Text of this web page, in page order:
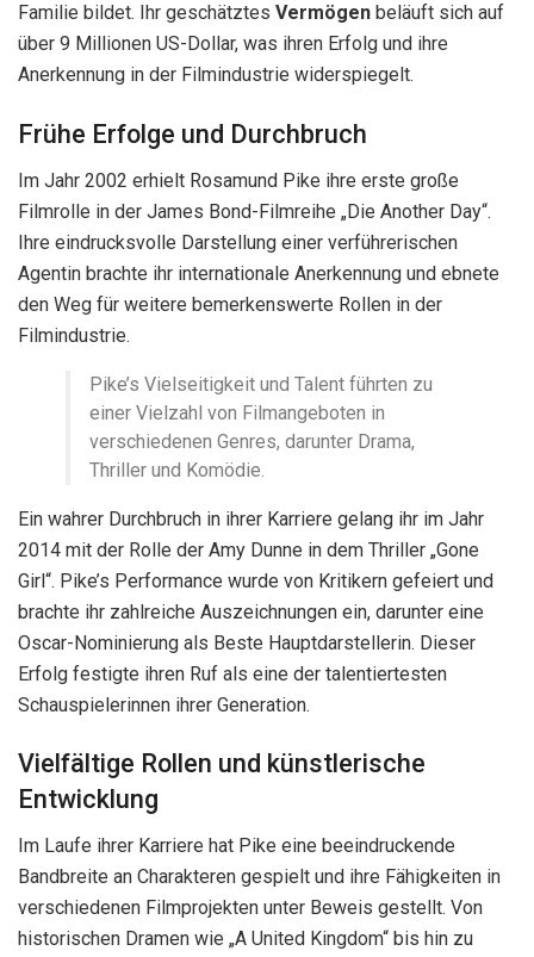
Familie bildet. Ihr geschätztes Vermögen beläuft sich auf
über 9 Millionen US-Dollar, was ihren Erfolg und ihre
Anerkennung in der Filmindustrie widerspiegelt.
Frühe Erfolge und Durchbruch
Im Jahr 2002 erhielt Rosamund Pike ihre erste große
Filmrolle in der James Bond-Filmreihe „Die Another Day“.
Ihre eindrucksvolle Darstellung einer verführerischen
Agentin brachte ihr internationale Anerkennung und ebnete
den Weg für weitere bemerkenswerte Rollen in der
Filmindustrie.
Pike’s Vielseitigkeit und Talent führten zu
einer Vielzahl von Filmangeboten in
verschiedenen Genres, darunter Drama,
Thriller und Komödie.
Ein wahrer Durchbruch in ihrer Karriere gelang ihr im Jahr
2014 mit der Rolle der Amy Dunne in dem Thriller „Gone
Girl“. Pike’s Performance wurde von Kritikern gefeiert und
brachte ihr zahlreiche Auszeichnungen ein, darunter eine
Oscar-Nominierung als Beste Hauptdarstellerin. Dieser
Erfolg festigte ihren Ruf als eine der talentiertesten
Schauspielerinnen ihrer Generation.
Vielfältige Rollen und künstlerische
Entwicklung
Im Laufe ihrer Karriere hat Pike eine beeindruckende
Bandbreite an Charakteren gespielt und ihre Fähigkeiten in
verschiedenen Filmprojekten unter Beweis gestellt. Von
historischen Dramen wie „A United Kingdom“ bis hin zu